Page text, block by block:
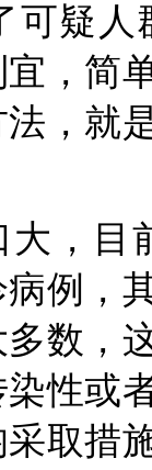
可疑
，简
，就
大，目
例，
数，
性或
取措